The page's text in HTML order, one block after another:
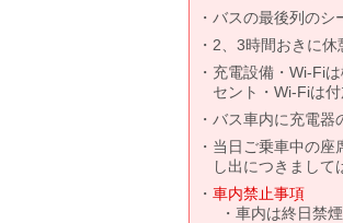
バスの最後列のシ
2、3時間おきに休
充電設備・Wi-Fi
セント・Wi-Fiは
バス車内に充電器
当日ご乗車中の座
し出につきまして
車内禁止事項
車内は終日禁